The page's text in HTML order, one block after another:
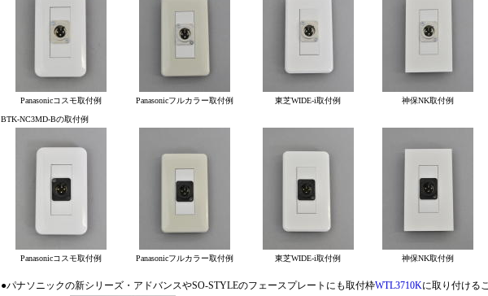
Panasonicコスモ取付例 Panasonicフルカラー取付例 東芝WIDE-i取付例 神保NK取付例
BTK-NC3MD-Bの取付例
Panasonicコスモ取付例 Panasonicフルカラー取付例 東芝WIDE-i取付例 神保NK取付例
●パナソニックの新シリーズ・アドバンスやSO-STYLEのフェースプレートにも取付枠WTL3710Kに取り付ける